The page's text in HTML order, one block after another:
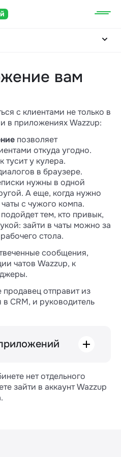
вам
с клиентами не только в
в приложениях Wazzup:
позволяет
откуда угодно.
тусит у кулера.
в браузере.
нужны в одной
А еще, когда нужно
с чужого компа.
подойдет тем, кто привык,
зайти в чаты можно за
стола.
сообщения,
чатов Wazzup, к
отправит из
CRM, и руководитель
— продавцу не
Все
нет отдельного
зайти в аккаунт Wazzup